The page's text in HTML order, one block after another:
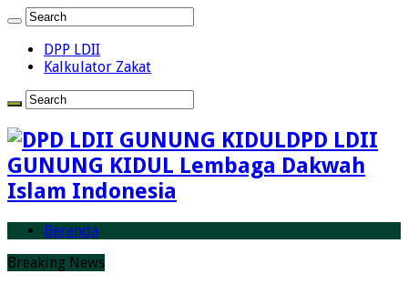
DPP LDII
Kalkulator Zakat
DPD LDII
GUNUNG KIDUL Lembaga Dakwah
Islam Indonesia
Beranda
Breaking News